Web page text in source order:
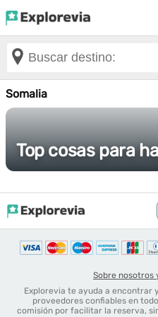
Somalia
Top cosas para
Sobre nosotros
Explorevia te ayuda a encontrar
proveedores confiables en
comisión por facilitar la reserva,